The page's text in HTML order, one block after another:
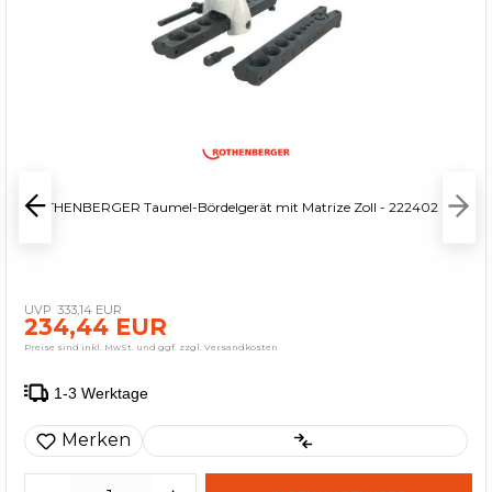
ROTHENBERGER Taumel-Bördelgerät mit Matrize Zoll - 222402
333,14 EUR
234,44 EUR
Preise sind inkl. MwSt. und ggf. zzgl. Versandkosten
1-3 Werktage
Merken